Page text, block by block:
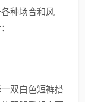
种场合和风
双白色短裤搭